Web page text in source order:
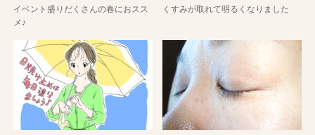
イベント盛りだくさんの春におスス
メ♪
くすみが取れて明るくなりました